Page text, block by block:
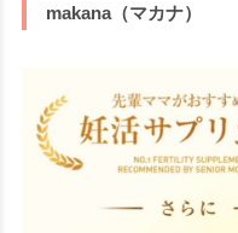
makana（マカナ）